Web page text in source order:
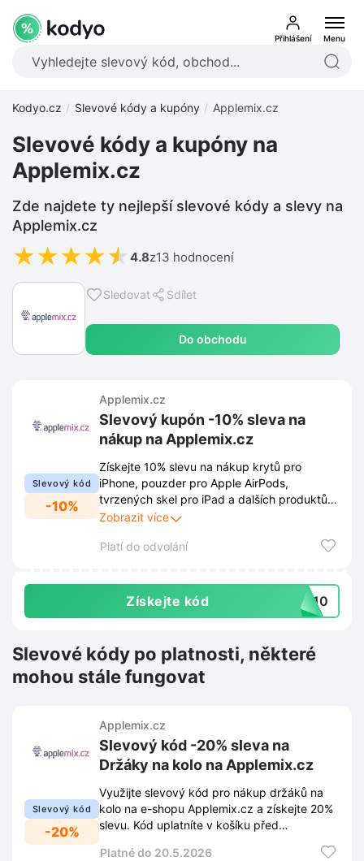
Přihlášení Menu
Kodyo.cz Slevové kódy a kupóny Applemix.cz
Sledovat Sdílet
Do obchodu
Slevové kódy a kupóny na
Applemix.cz
Zde najdete ty nejlepší slevové kódy a slevy na
Applemix.cz
★★★★★ 4.8z13 hodnocení
Slevový kód
-10%
Applemix.cz
Slevový kupón -10% sleva na
nákup na Applemix.cz
Získejte 10% slevu na nákup krytů pro
iPhone, pouzder pro Apple AirPods,
tvrzených skel pro iPad a dalších produktů
na Applemix.cz. Využijte tuto nabídku a
Zobrazit více
Platí do odvolání
Získejte kód va10
Slevové kódy po platnosti, některé
mohou stále fungovat
Slevový kód
-20%
Applemix.cz
Slevový kód -20% sleva na
Držáky na kolo na Applemix.cz
Využijte slevový kód pro nákup držáků na
kolo na e-shopu Applemix.cz a získejte 20%
slevu. Kód uplatníte v košíku před
Platné do 20.5.2026